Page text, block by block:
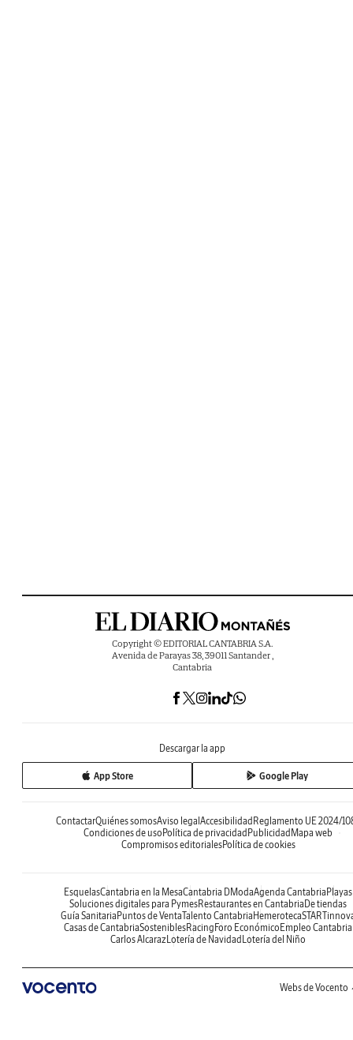
Copyright © EDITORIAL CANTABRIA S.A.
Avenida de Parayas 38, 39011 Santander ,
Cantabria
Descargar la app
App Store Google Play
ContactarQuiénes somosAviso legal Accesibilidad Reglamento UE 2024/
Condiciones de uso Política de privacidad Publicidad Mapa web
Compromisos editorialesPolítica de cookies
EsquelasCantabria en la MesaCantabria DModaAgenda Cantabria Playas
Soluciones digitales para PymesRestaurantes en Cantabria De tiendas
Guía Sanitaria Puntos de VentaTalento Cantabria Hemeroteca
Casas de CantabriaSosteniblesRacing Foro Económico Empleo Cantabria
Carlos AlcarazLotería de Navidad Lotería del Niño
Webs de Vocento